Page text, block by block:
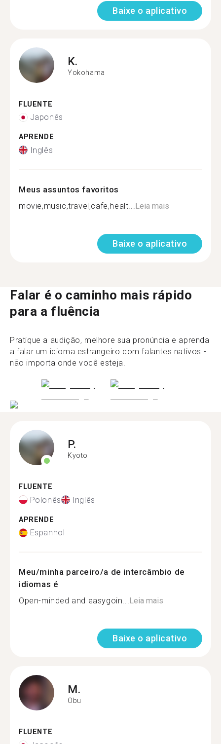
Baixe o aplicativo
K.
Yokohama
FLUENTE
Japonês
APRENDE
Inglês
Meus assuntos favoritos
movie,music,travel,cafe,healt... Leia mais
Baixe o aplicativo
Falar é o caminho mais rápido
para a fluência
Pratique a audição, melhore sua pronúncia e aprenda
a falar um idioma estrangeiro com falantes nativos -
não importa onde você esteja.
P.
Kyoto
FLUENTE
Polonês Inglês
APRENDE
Espanhol
Meu/minha parceiro/a de intercâmbio de
idiomas é
Open-minded and easygoin...Leia mais
Baixe o aplicativo
M.
Obu
FLUENTE